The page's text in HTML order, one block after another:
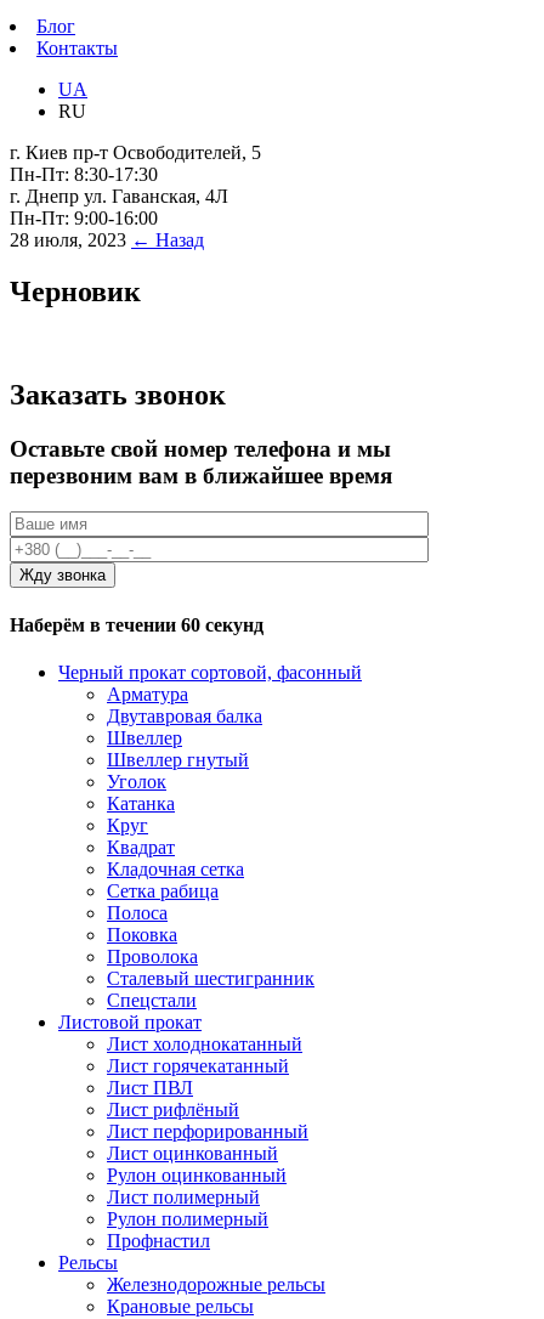
Блог
Контакты
UA
RU
г. Киев пр-т Освободителей, 5
Пн-Пт: 8:30-17:30
г. Днепр ул. Гаванская, 4Л
Пн-Пт: 9:00-16:00
28 июля, 2023 ← Назад
Черновик
Заказать звонок
Оставьте свой номер телефона и мы
перезвоним вам в ближайшее время
Наберём в течении 60 секунд
Черный прокат сортовой, фасонный
Арматура
Двутавровая балка
Швеллер
Швеллер гнутый
Уголок
Катанка
Круг
Квадрат
Кладочная сетка
Сетка рабица
Полоса
Поковка
Проволока
Сталевый шестигранник
Спецстали
Листовой прокат
Лист холоднокатанный
Лист горячекатанный
Лист ПВЛ
Лист рифлёный
Лист перфорированный
Лист оцинкованный
Рулон оцинкованный
Лист полимерный
Рулон полимерный
Профнастил
Рельсы
Железнодорожные рельсы
Крановые рельсы